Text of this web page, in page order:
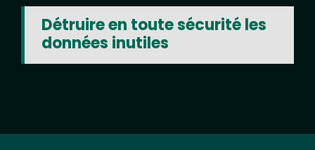
Détruire en toute sécurité les
données inutiles